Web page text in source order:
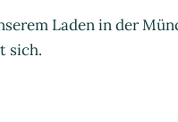
Laden in der
sich.